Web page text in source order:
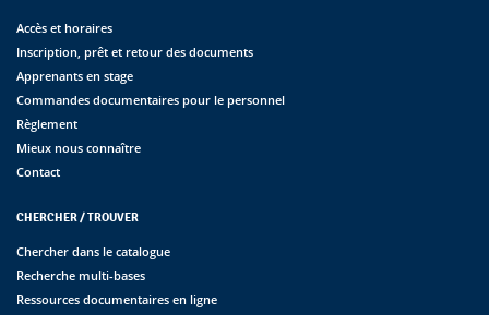
Accès et horaires
Inscription, prêt et retour des documents
Apprenants en stage
Commandes documentaires pour le personnel
Règlement
Mieux nous connaître
Contact
CHERCHER / TROUVER
Chercher dans le catalogue
Recherche multi-bases
Ressources documentaires en ligne